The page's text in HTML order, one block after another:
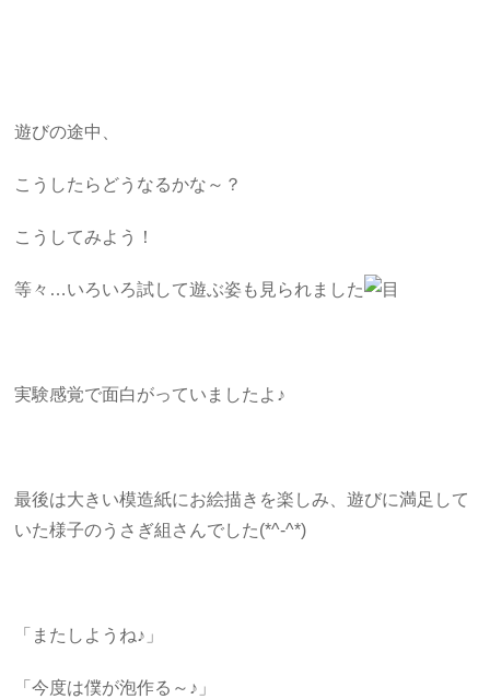
遊びの途中、
こうしたらどうなるかな～？
こうしてみよう！
等々…いろいろ試して遊ぶ姿も見られました
実験感覚で面白がっていましたよ♪
最後は大きい模造紙にお絵描きを楽しみ、遊びに満足して
いた様子のうさぎ組さんでした(*^-^*)
「またしようね♪」
「今度は僕が泡作る～♪」